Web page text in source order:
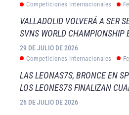
Competiciones Internacionales
VALLADOLID VOLVERÁ A SER
SVNS WORLD CHAMPIONSHIP
29 DE JULIO DE 2026
Competiciones Internacionales
LAS LEONAS7S, BRONCE EN
LOS LEONES7S FINALIZAN
26 DE JULIO DE 2026